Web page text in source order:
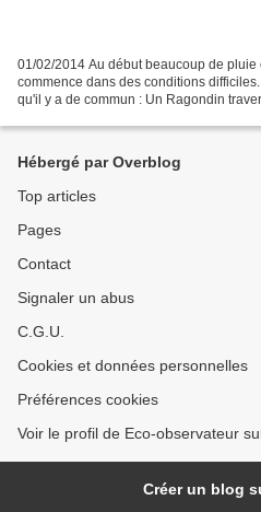
01/02/2014 Au début beaucoup de pluie
commence dans des conditions
qu'il y a de commun : Un Ragondin
Hébergé par Overblog
Top articles
Pages
Contact
Signaler un abus
C.G.U.
Cookies et données personnelles
Préférences cookies
Voir le profil de Eco-observateur
Créer un blog